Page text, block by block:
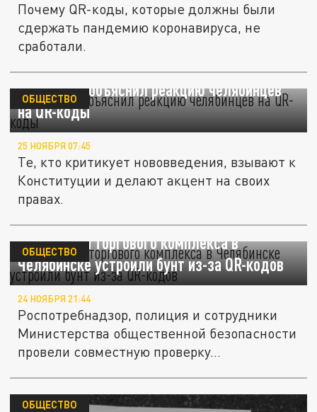
Почему QR-коды, которые должны были
сдержать пандемию коронавируса, не
сработали.
Политолог объяснил реакцию челябинцев
на QR-коды
ОБЩЕСТВО
25 НОЯБРЯ 07:45
Те, кто критикует нововведения, взывают к
Конституции и делают акцент на своих
правах.
Посетители торгового комплекса в
Челябинске устроили бунт из-за QR-кодов
ОБЩЕСТВО
24 НОЯБРЯ 21:44
Роспотребнадзор, полиция и сотрудники
Министерства общественной безопасности
провели совместную проверку...
ОБЩЕСТВО